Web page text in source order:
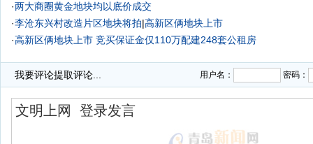
·两大商圈黄金地块均以底价成交
·李沧东兴村改造片区地块将拍|高新区俩地块上市
·高新区俩地块上市 竞买保证金仅110万配建248套公租房
我要评论提取评论... 用户名： 密码：